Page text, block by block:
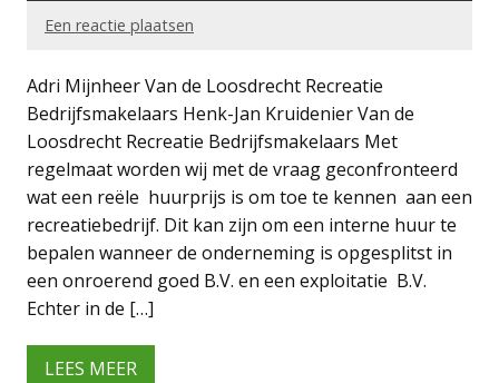
Een reactie plaatsen
Adri Mijnheer Van de Loosdrecht Recreatie
Bedrijfsmakelaars Henk-Jan Kruidenier Van de
Loosdrecht Recreatie Bedrijfsmakelaars Met
regelmaat worden wij met de vraag geconfronteerd
wat een reële huurprijs is om toe te kennen aan een
recreatiebedrijf. Dit kan zijn om een interne huur te
bepalen wanneer de onderneming is opgesplitst in
een onroerend goed B.V. en een exploitatie B.V.
Echter in de […]
LEES MEER